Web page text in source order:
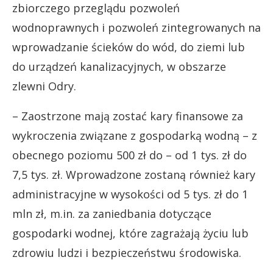
zbiorczego przeglądu pozwoleń
wodnoprawnych i pozwoleń zintegrowanych na
wprowadzanie ścieków do wód, do ziemi lub
do urządzeń kanalizacyjnych, w obszarze
zlewni Odry.
– Zaostrzone mają zostać kary finansowe za
wykroczenia związane z gospodarką wodną – z
obecnego poziomu 500 zł do – od 1 tys. zł do
7,5 tys. zł. Wprowadzone zostaną również kary
administracyjne w wysokości od 5 tys. zł do 1
mln zł, m.in. za zaniedbania dotyczące
gospodarki wodnej, które zagrażają życiu lub
zdrowiu ludzi i bezpieczeństwu środowiska.